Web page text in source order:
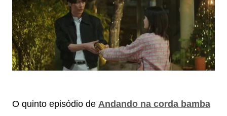
O quinto episódio de Andando na corda bamba